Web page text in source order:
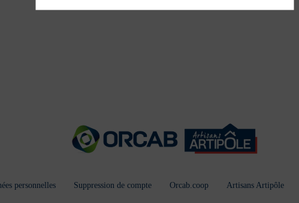
personnelles Suppression de compte Orcab.coop Artisans Artipôle